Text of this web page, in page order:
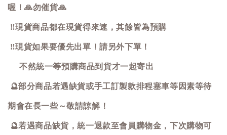
喔！🙏勿催貨🙏
‼️現貨商品都在現貨得來速，其餘皆為預購
‼️現貨如果要優先出單！請另外下單！
不然統一等預購商品到貨才一起寄出
🔮部分商品若遇缺貨或手工訂製款排程塞車等因素等待
期會在長一些～敬請諒解！
🔮若遇商品缺貨，統一退款至會員購物金，下次購物可